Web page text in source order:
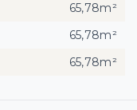
65,78m²
65,78m²
65,78m²